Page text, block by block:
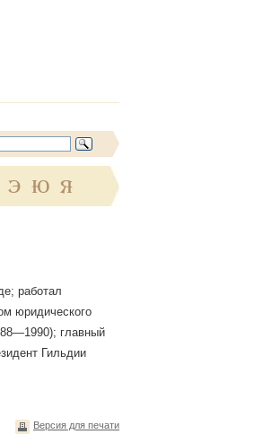
Э Ю Я
работал
юридического
главный
Гильдии
Версия для печати